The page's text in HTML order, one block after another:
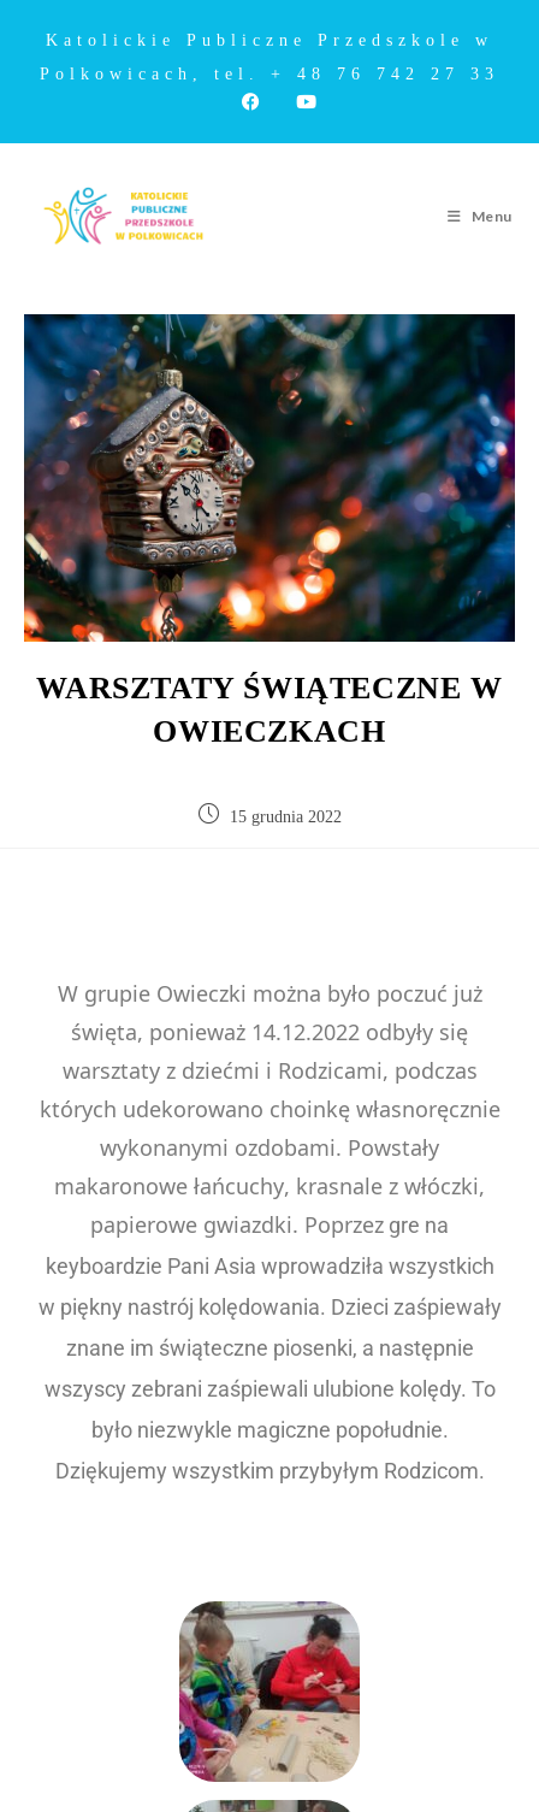
Katolickie Publiczne Przedszkole w
Polkowicach, tel. + 48 76 742 27 33
Menu
WARSZTATY ŚWIĄTECZNE W
OWIECZKACH
15 grudnia 2022
W grupie Owieczki można było poczuć już
święta, ponieważ 14.12.2022 odbyły się
warsztaty z dziećmi i Rodzicami, podczas
których udekorowano choinkę własnoręcznie
wykonanymi ozdobami. Powstały
makaronowe łańcuchy, krasnale z włóczki,
papierowe gwiazdki. Poprzez gre na
keyboardzie Pani Asia wprowadziła wszystkich
w piękny nastrój kolędowania. Dzieci zaśpiewały
znane im świąteczne piosenki, a następnie
wszyscy zebrani zaśpiewali ulubione kolędy. To
było niezwykle magiczne popołudnie.
Dziękujemy wszystkim przybyłym Rodzicom.